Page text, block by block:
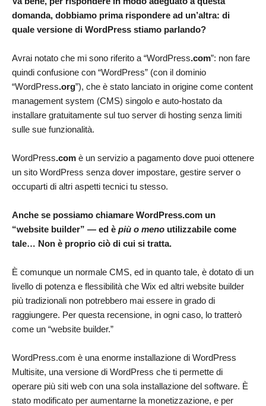
domanda, dobbiamo prima rispondere ad un’altra: di
quale versione di WordPress stiamo parlando?
Avrai notato che mi sono riferito a “WordPress.com”: non fare
quindi confusione con “WordPress” (con il dominio
“WordPress.org”), che è stato lanciato in origine come content
management system (CMS) singolo e auto-hostato da
installare gratuitamente sul tuo server di hosting senza limiti
sulle sue funzionalità.
WordPress.com è un servizio a pagamento dove puoi ottenere
un sito WordPress senza dover impostare, gestire server o
occuparti di altri aspetti tecnici tu stesso.
Anche se possiamo chiamare WordPress.com un
“website builder” — ed è più o meno utilizzabile come
tale… Non è proprio ciò di cui si tratta.
È comunque un normale CMS, ed in quanto tale, è dotato di un
livello di potenza e flessibilità che Wix ed altri website builder
più tradizionali non potrebbero mai essere in grado di
raggiungere. Per questa recensione, in ogni caso, lo tratterò
come un “website builder.”
WordPress.com è una enorme installazione di WordPress
Multisite, una versione di WordPress che ti permette di
operare più siti web con una sola installazione del software. È
stato modificato per aumentarne la monetizzazione, e per